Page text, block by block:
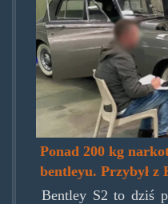
Ponad 200 kg
bentleyu. Przybył
Bentley S2 to dziś